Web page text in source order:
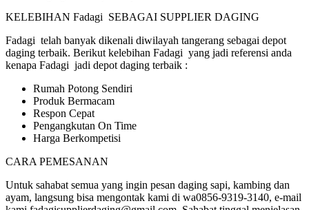
KELEBIHAN Fadagi SEBAGAI SUPPLIER DAGING
Fadagi telah banyak dikenali diwilayah tangerang sebagai depot
daging terbaik. Berikut kelebihan Fadagi yang jadi referensi anda
kenapa Fadagi jadi depot daging terbaik :
Rumah Potong Sendiri
Produk Bermacam
Respon Cepat
Pengangkutan On Time
Harga Berkompetisi
CARA PEMESANAN
Untuk sahabat semua yang ingin pesan daging sapi, kambing dan
ayam, langsung bisa mengontak kami di wa0856-9319-3140, e-mail